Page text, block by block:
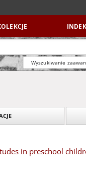
Wyszukiwanie
in preschool